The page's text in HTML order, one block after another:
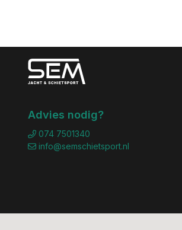
Advies nodig?
074 7501340
info@semschietsport.nl